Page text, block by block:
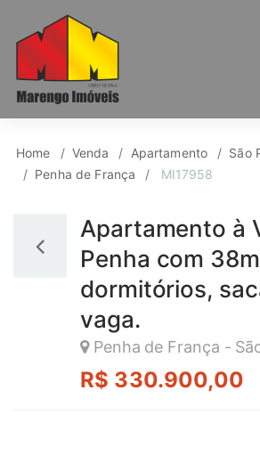
Apartamento
Home Venda Apartamento
São
Penha de França
MI17958
Apartamento à
Penha com
dormitórios,
vaga.
Penha de França -
R$ 330.900,00